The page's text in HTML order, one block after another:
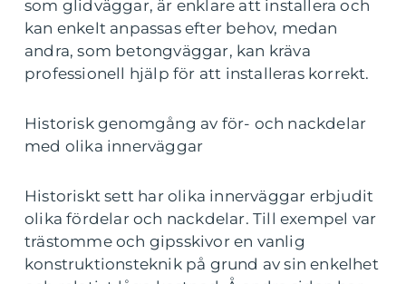
som glidväggar, är enklare att installera och
kan enkelt anpassas efter behov, medan
andra, som betongväggar, kan kräva
professionell hjälp för att installeras korrekt.
Historisk genomgång av för- och nackdelar
med olika innerväggar
Historiskt sett har olika innerväggar erbjudit
olika fördelar och nackdelar. Till exempel var
trästomme och gipsskivor en vanlig
konstruktionsteknik på grund av sin enkelhet